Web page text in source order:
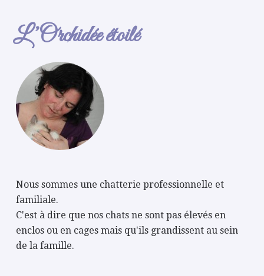
L’Orchidée étoilé
Nous sommes une chatterie professionnelle et
familiale.
C'est à dire que nos chats ne sont pas élevés en
enclos ou en cages mais qu'ils grandissent au sein
de la famille.